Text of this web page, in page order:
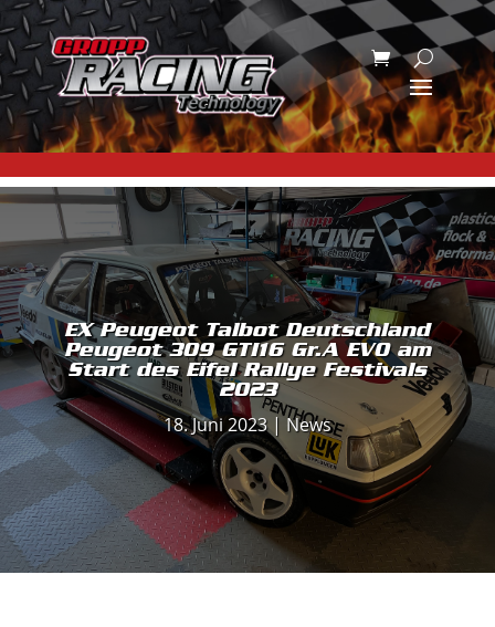
EX Peugeot Talbot Deutschland
Peugeot 309 GTI16 Gr.A EVO am
Start des Eifel Rallye Festivals
2023
18. Juni 2023|News